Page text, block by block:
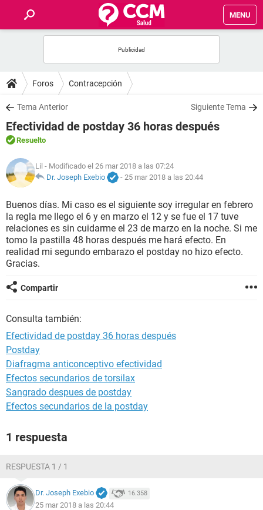
MENU
FOROS
SALUD
FAMILIA
NUTRICIÓN
SEXUALIDAD
GLOSARIO
Foros Contracepción
Tema Anterior Siguiente Tema
Efectividad de postday 36 horas después
Resuelto
Lil - Modificado el 26 mar 2018 a las 07:24
Dr. Joseph Exebio
- 25 mar 2018 a las 20:44
Buenos días. Mi caso es el siguiente soy irregular en febrero
la regla me llego el 6 y en marzo el 12 y se fue el 17 tuve
relaciones es sin cuidarme el 23 de marzo en la noche. Si me
tomo la pastilla 48 horas después me hará efecto. En
realidad mi segundo embarazo el postday no hizo efecto.
Gracias.
Compartir
Consulta también:
Efectividad de postday 36 horas después
Postday
Diafragma anticonceptivo efectividad
Efectos secundarios de torsilax
Sangrado despues de postday
Efectos secundarios de la postday
1 respuesta
RESPUESTA 1 / 1
Dr. Joseph Exebio 16.358
25 mar 2018 a las 20:44